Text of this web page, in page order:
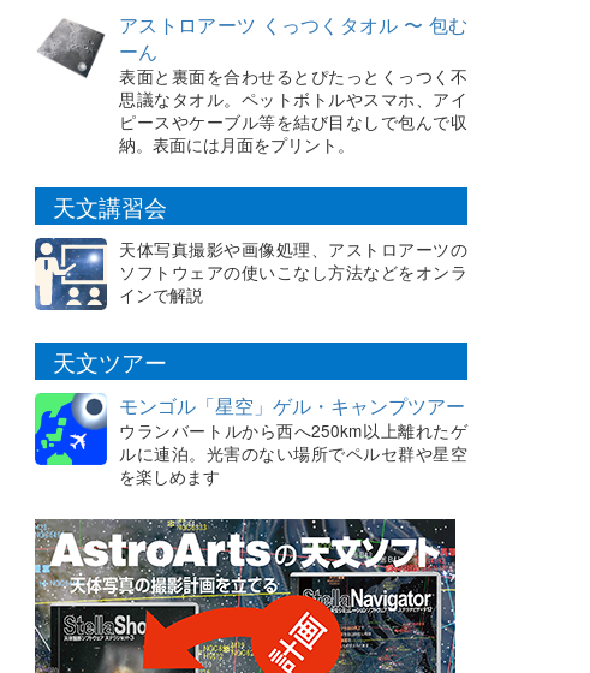
アストロアーツ くっつくタオル 〜 包む
ーん
表面と裏面を合わせるとぴたっとくっつく不
思議なタオル。ペットボトルやスマホ、アイ
ピースやケーブル等を結び目なしで包んで収
納。表面には月面をプリント。
天文講習会
天体写真撮影や画像処理、アストロアーツの
ソフトウェアの使いこなし方法などをオンラ
インで解説
天文ツアー
モンゴル「星空」ゲル・キャンプツアー
ウランバートルから西へ250km以上離れたゲ
ルに連泊。光害のない場所でペルセ群や星空
を楽しめます